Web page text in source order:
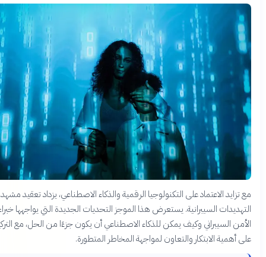
الاعتماد على التكنولوجيا الرقمية والذكاء الاصطناعي، يزداد تعقيد مشهد
السيبرانية. يستعرض هذا الموجز التحديات الجديدة التي يواجهها خبراء
السيبراني وكيف يمكن للذكاء الاصطناعي أن يكون جزءًا من الحل، مع التركيز
أهمية الابتكار والتعاون لمواجهة المخاطر المتطورة.